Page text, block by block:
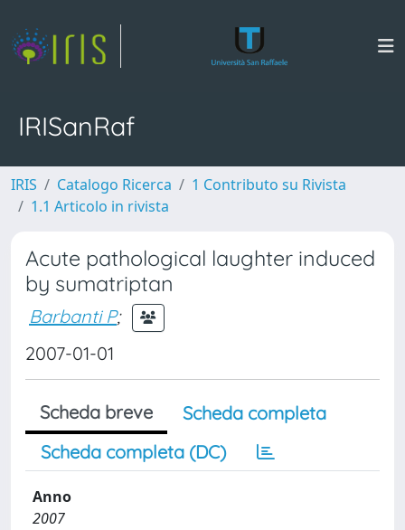
IRISanRaf
IRIS Catalogo Ricerca
1 Contributo su Rivista
1.1 Articolo in rivista
Acute pathological laughter induced
by sumatriptan
Barbanti P;
2007-01-01
Scheda breve
Scheda completa
Scheda completa (DC)
Anno
2007